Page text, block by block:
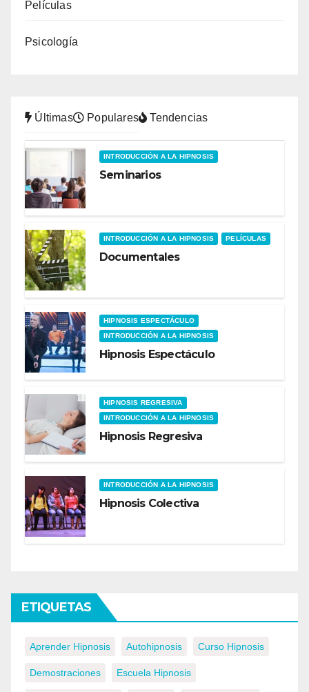
Películas
Psicología
Últimas Populares Tendencias
INTRODUCCIÓN A LA HIPNOSIS
Seminarios
INTRODUCCIÓN A LA HIPNOSIS PELÍCULAS
Documentales
HIPNOSIS ESPECTÁCULO
INTRODUCCIÓN A LA HIPNOSIS
Hipnosis Espectáculo
HIPNOSIS REGRESIVA
INTRODUCCIÓN A LA HIPNOSIS
Hipnosis Regresiva
INTRODUCCIÓN A LA HIPNOSIS
Hipnosis Colectiva
ETIQUETAS
Aprender Hipnosis Autohipnosis Curso Hipnosis
Demostraciones Escuela Hipnosis